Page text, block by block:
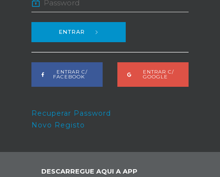
ENTRAR
ENTRAR C/
FACEBOOK
ENTRAR C/
GOOGLE
Recuperar Password
Novo Registo
DESCARREGUE AQUI A APP